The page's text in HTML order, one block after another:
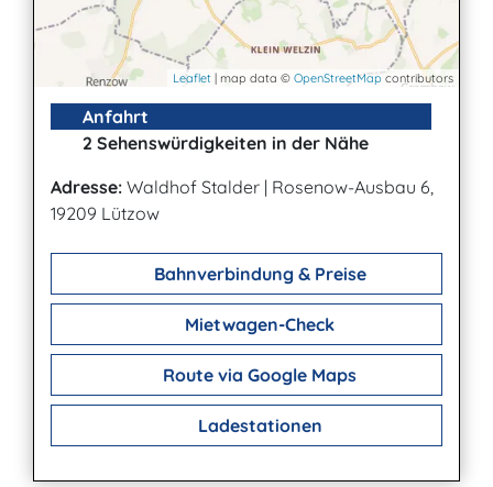
Leaflet | map data © OpenStreetMap contributors
Anfahrt
2 Sehenswürdigkeiten in der Nähe
Adresse: Waldhof Stalder | Rosenow-Ausbau 6,
19209 Lützow
Bahnverbindung & Preise
Mietwagen-Check
Route via Google Maps
Ladestationen